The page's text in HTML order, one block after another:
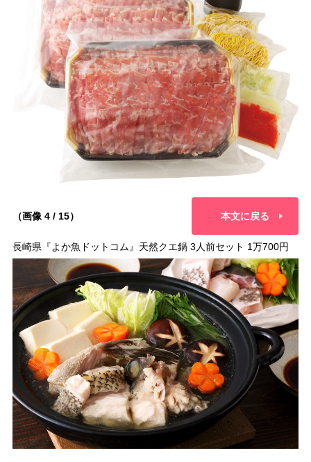
（画像 4 / 15） 本文に戻る
長崎県『よか魚ドットコム』天然クエ鍋 3人前セット 1万700円